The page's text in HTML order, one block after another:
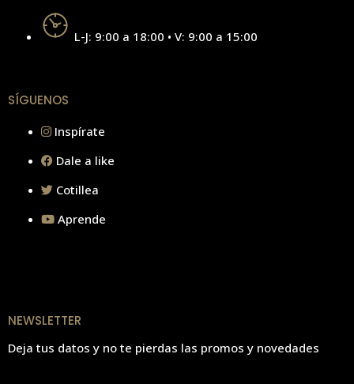
L-J: 9:00 a 18:00 • V: 9:00 a 15:00
SÍGUENOS
Inspírate
Dale a like
Cotillea
Aprende
NEWSLETTER
Deja tus datos y no te pierdas las promos y novedades